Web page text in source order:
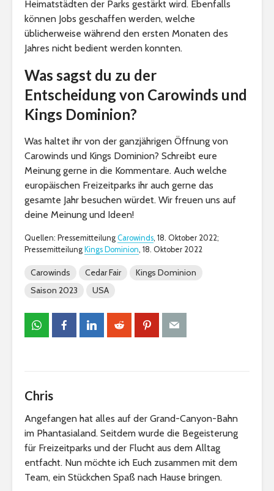
Heimatstädten der Parks gestärkt wird. Ebenfalls
können Jobs geschaffen werden, welche
üblicherweise während den ersten Monaten des
Jahres nicht bedient werden konnten.
Was sagst du zu der
Entscheidung von Carowinds und
Kings Dominion?
Was haltet ihr von der ganzjährigen Öffnung von
Carowinds und Kings Dominion? Schreibt eure
Meinung gerne in die Kommentare. Auch welche
europäischen Freizeitparks ihr auch gerne das
gesamte Jahr besuchen würdet. Wir freuen uns auf
deine Meinung und Ideen!
Quellen: Pressemitteilung Carowinds, 18. Oktober 2022;
Pressemitteilung Kings Dominion, 18. Oktober 2022
Carowinds Cedar Fair
Kings Dominion
Saison 2023
USA
Chris
Angefangen hat alles auf der Grand-Canyon-Bahn
im Phantasialand. Seitdem wurde die Begeisterung
für Freizeitparks und der Flucht aus dem Alltag
entfacht. Nun möchte ich Euch zusammen mit dem
Team, ein Stückchen Spaß nach Hause bringen.